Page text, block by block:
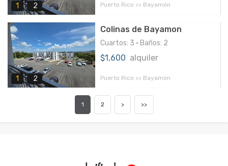
1 2 Puerto Rico >> Bayamón
1 2
Colinas de Bayamon
Cuartos: 3 • Baños: 2
$1,600 alquiler
Puerto Rico >> Bayamón
1 2 > >>